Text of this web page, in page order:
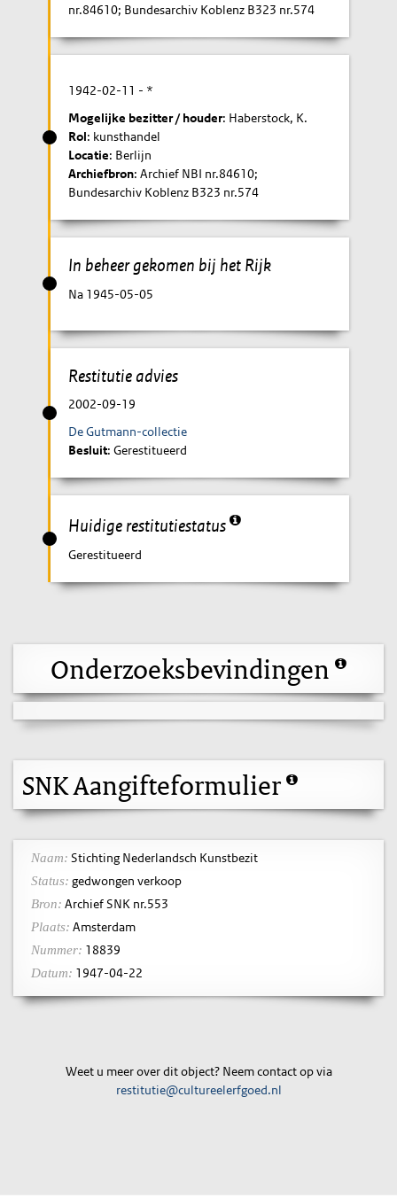
nr.84610; Bundesarchiv Koblenz B323 nr.574
1942-02-11 - *
Mogelijke bezitter / houder: Haberstock, K.
Rol: kunsthandel
Locatie: Berlijn
Archiefbron: Archief NBI nr.84610;
Bundesarchiv Koblenz B323 nr.574
In beheer gekomen bij het Rijk
Na 1945-05-05
Restitutie advies
2002-09-19
De Gutmann-collectie
Besluit: Gerestitueerd
Huidige restitutiestatus
Gerestitueerd
Onderzoeksbevindingen
SNK Aangifteformulier
Naam: Stichting Nederlandsch Kunstbezit
Status: gedwongen verkoop
Bron: Archief SNK nr.553
Plaats: Amsterdam
Nummer: 18839
Datum: 1947-04-22
Weet u meer over dit object? Neem contact op via
restitutie@cultureelerfgoed.nl